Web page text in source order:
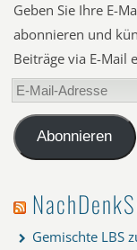
Geben Sie Ihre E-
abonnieren und
Beiträge via E-Mail
E-
Mail-
AdresseAbonnieren
Gemischte LBS